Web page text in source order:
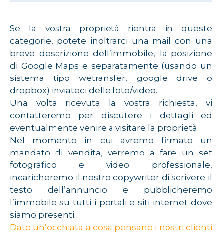
Se la vostra proprietà rientra in queste
categorie, potete inoltrarci una mail con una
breve descrizione dell’immobile, la posizione
di Google Maps e separatamente (usando un
sistema tipo wetransfer, google drive o
dropbox) inviateci delle foto/video.
Una volta ricevuta la vostra richiesta, vi
contatteremo per discutere i dettagli ed
eventualmente venire a visitare la proprietà.
Nel momento in cui avremo firmato un
mandato di vendita, verremo a fare un set
fotografico e video professionale,
incaricheremo il nostro copywriter di scrivere il
testo dell’annuncio e pubblicheremo
l’immobile su tutti i portali e siti internet dove
siamo presenti.
Date un’occhiata a cosa pensano i nostri clienti